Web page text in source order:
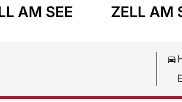
AM SEE ZELL AM